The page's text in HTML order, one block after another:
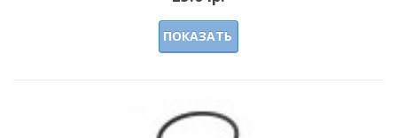
ПОКАЗАТЬ